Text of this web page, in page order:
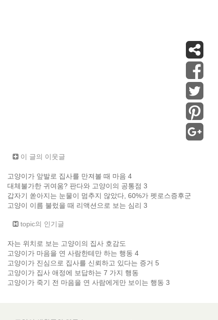
이 글의 이웃글
고양이가 앞발로 집사를 만져볼 때 마음 4
대체불가한 귀여움? 판다와 고양이의 공통점 3
갑자기 쏟아지는 눈물이 멈추지 않았다, 60%가 펫로스증후군
고양이 이름 불렀을 때 리액션으로 보는 심리 3
topic의 인기글
자는 위치로 보는 고양이의 집사 호감도
고양이가 마음을 연 사람한테만 하는 행동 4
고양이가 진심으로 집사를 신뢰하고 있다는 증거 5
고양이가 집사 애정에 보답하는 7 가지 행동
고양이가 죽기 전 마음을 연 사람에게만 보이는 행동 3